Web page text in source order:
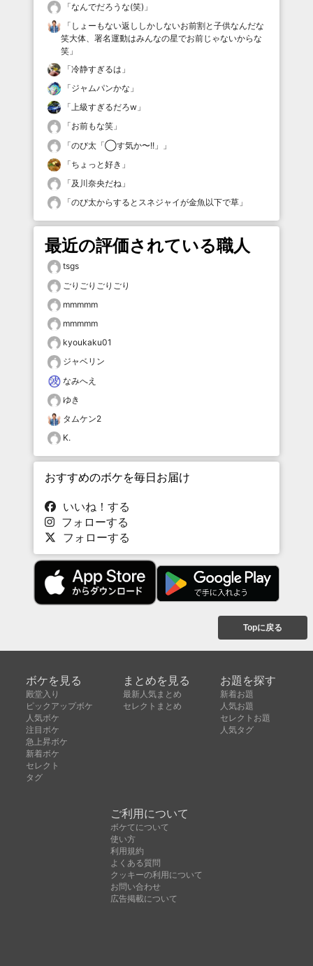
「なんでだろうな(笑) 」
「 しょーもない返ししかしないお前割と子供なんだな
笑大体、署名運動はみんなの星でお前じゃないからな
笑 」
「冷静すぎるは 」
「ジャムパンかな 」
「上級すぎるだろw 」
「お前もな笑 」
「のび太「◯す気か〜!!」
」
「ちょっと好き 」
「及川奈央だね 」
「のび太からするとスネジャイが金魚以下で草 」
最近の評価されている職人
tsgs
ごりごりごりごり
mmmmm
mmmmm
kyoukaku01
ジャベリン
なみへえ
ゆき
タムケン2
K.
おすすめのボケを毎日お届け
いいね！する
フォローする
フォローする
Topに戻る
ボケを見る
殿堂入り
ピックアップボケ
人気ボケ
注目ボケ
急上昇ボケ
新着ボケ
セレクト
タグ
まとめを見る
最新人気まとめ
セレクトまとめ
お題を探す
新着お題
人気お題
セレクトお題
人気タグ
ご利用について
ボケてについて
使い方
利用規約
よくある質問
クッキーの利用について
お問い合わせ
広告掲載について